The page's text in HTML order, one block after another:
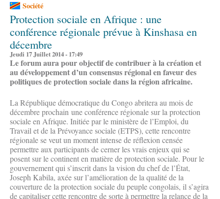
Société
Protection sociale en Afrique : une
conférence régionale prévue à Kinshasa en
décembre
Jeudi 17 Juillet 2014 - 17:49
Le forum aura pour objectif de contribuer à la création et
au développement d’un consensus régional en faveur des
politiques de protection sociale dans la région africaine.
La République démocratique du Congo abritera au mois de
décembre prochain une conférence régionale sur la protection
sociale en Afrique. Initiée par le ministère de l’Emploi, du
Travail et de la Prévoyance sociale (ETPS), cette rencontre
régionale se veut un moment intense de réflexion censée
permettre aux participants de cerner les vrais enjeux qui se
posent sur le continent en matière de protection sociale. Pour le
gouvernement qui s’inscrit dans la vision du chef de l’État,
Joseph Kabila, axée sur l’amélioration de la qualité de la
couverture de la protection sociale du peuple congolais, il s’agira
de capitaliser cette rencontre de sorte à permettre la relance de la